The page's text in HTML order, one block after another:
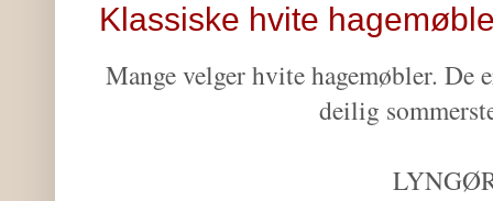
Klassiske hvite
Mange velger hvite hagemøbler. De
deilig